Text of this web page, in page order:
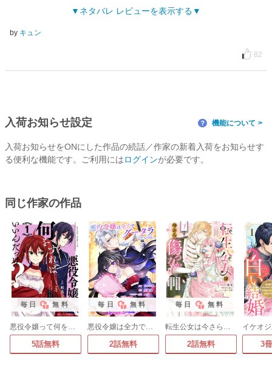
ネタバレ レビューを表示する
by キュン
82
入荷お知らせ設定 ？ 機能について
入荷お知らせをONにした作品の続話／作家の新着入荷をお知らせす
る便利な機能です。ご利用にはログインが必要です。
同じ作家の作品
毎日 無料
悪役令嬢って何をすればいいんだっけ?
5話無料
毎日 無料
悪役令嬢は全力でグータラしたいのに、隣国皇太子が溺愛してくる。なぜ。
2話無料
毎日 無料
転生公女は今さら傷つかない 姉の婚約者に嫌われていると思ったのに、溺愛されているようです?
2話無料 3